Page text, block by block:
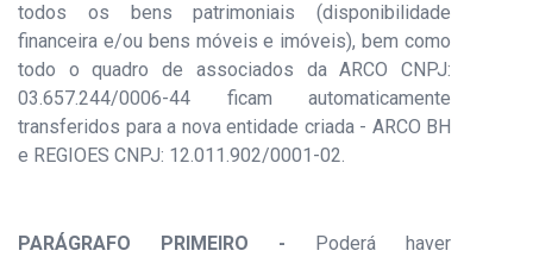
todos os bens patrimoniais (disponibilidade
financeira e/ou bens móveis e imóveis), bem como
todo o quadro de associados da ARCO CNPJ:
03.657.244/0006-44 ficam automaticamente
transferidos para a nova entidade criada - ARCO BH
e REGIOES CNPJ: 12.011.902/0001-02.
PARÁGRAFO PRIMEIRO -
Poderá haver